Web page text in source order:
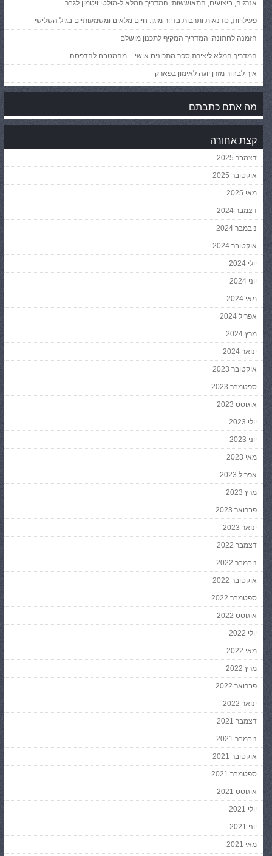
אנרגיה, ביצועים, התאוששות: המדריך המלא ל-מולטי ויטמין לגבר
פעילויות, סדנאות ותרבות בדיור מוגן: חיים מלאים ומשמעותיים בגיל השלישי
הזמנה לחתונה: המדריך המקיף לתכנון מושלם
המדריך המלא ליצירת ספר מתכונים אישי – מהמטבח להדפסה
איך לבחור מזרן יוגה לאימון בפארק
מה אתם כתבתם
קצת אחורה
דצמבר 2025
אוקטובר 2025
מאי 2025
דצמבר 2024
נובמבר 2024
אוקטובר 2024
יולי 2024
יוני 2024
מאי 2024
אפריל 2024
מרץ 2024
ינואר 2024
אוקטובר 2023
ספטמבר 2023
אוגוסט 2023
יולי 2023
יוני 2023
מאי 2023
אפריל 2023
מרץ 2023
פברואר 2023
ינואר 2023
דצמבר 2022
נובמבר 2022
אוקטובר 2022
ספטמבר 2022
אוגוסט 2022
יולי 2022
מאי 2022
מרץ 2022
פברואר 2022
ינואר 2022
דצמבר 2021
נובמבר 2021
אוקטובר 2021
ספטמבר 2021
אוגוסט 2021
יולי 2021
יוני 2021
מאי 2021